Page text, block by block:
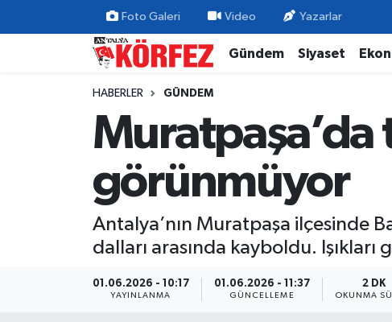
Foto Galeri Video Yazarlar
Gündem Siyaset
HABERLER GÜNDEM
Muratpaşa’da
görünmüyor
Antalya’nın Muratpaşa ilçesinde
dalları arasında kayboldu.
01.06.2026 - 10:17
YAYINLANMA
01.06.2026 - 11:37
GÜNCELLEME
2 DK
OKUNMA
Gündem
Yerel Yönetim
Ekonomi
Nöbetçi Eczaneler
Trafik Durumu
Süper Lig Puan Durumu ve Fikstür
Tüm Manşetler